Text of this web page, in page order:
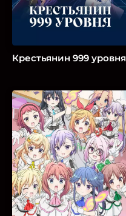
Крестьянин 999 уровня